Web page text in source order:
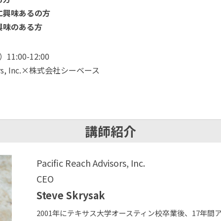
味あるの方
味のある方
11:00-12:00
Inc.×株式会社シーベース
講師紹介
Pacific Reach Advisors, Inc.
CEO
Steve Skrysak
2001年にテキサス大学オースティン校卒業後、17年間